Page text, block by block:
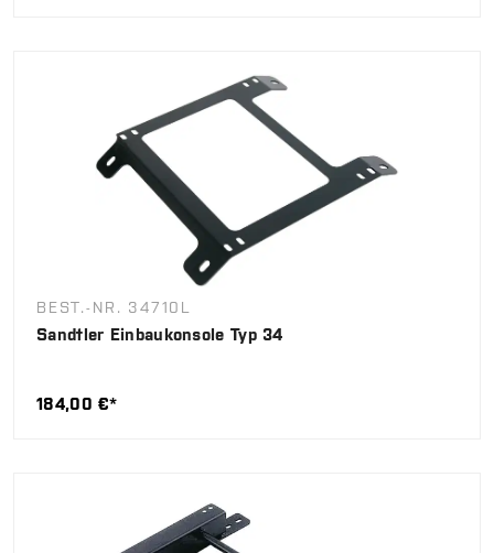
BEST.-NR. 34710L
Sandtler Einbaukonsole Typ 34
184,00 €*